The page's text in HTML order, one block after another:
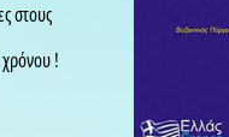
στους
!